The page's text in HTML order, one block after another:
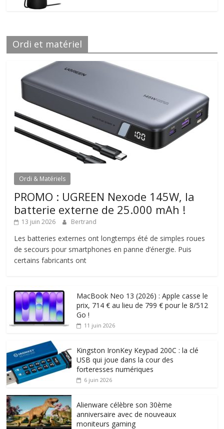
Ordi et matériel
Ordi & Matériels
PROMO : UGREEN Nexode 145W, la
batterie externe de 25.000 mAh !
13 juin 2026 Bertrand
Les batteries externes ont longtemps été de simples roues
de secours pour smartphones en panne d’énergie. Puis
certains fabricants ont
MacBook Neo 13 (2026) : Apple casse le
prix, 714 € au lieu de 799 € pour le 8/512
Go !
11 juin 2026
Kingston IronKey Keypad 200C : la clé
USB qui joue dans la cour des
forteresses numériques
6 juin 2026
Alienware célèbre son 30ème
anniversaire avec de nouveaux
moniteurs gaming